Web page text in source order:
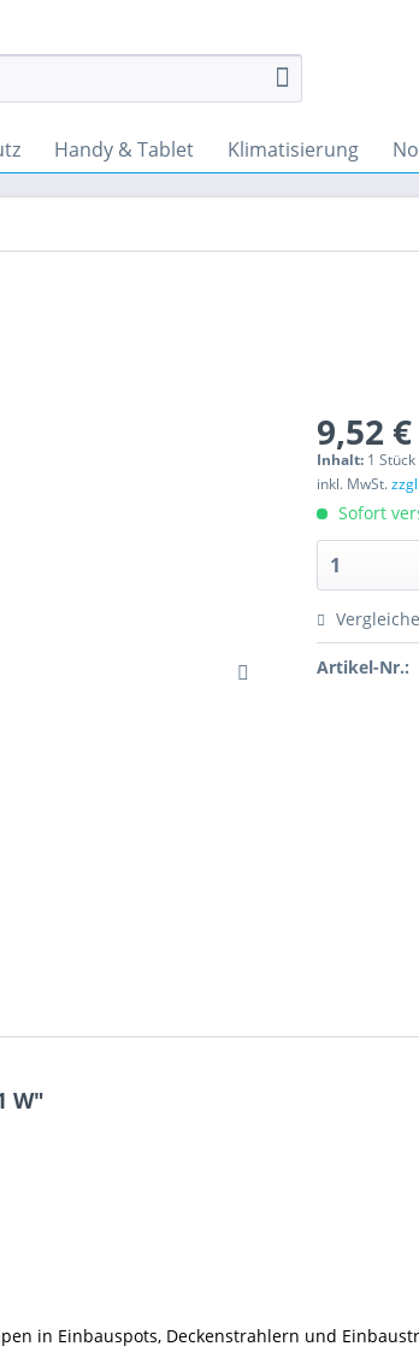
Handy & Tablet Klimatisierung
9,52
Inhalt: 1 Stück
inkl. MwSt.
Sofort
Artikel-Nr.:
W"
in Einbauspots, Deckenstrahlern und